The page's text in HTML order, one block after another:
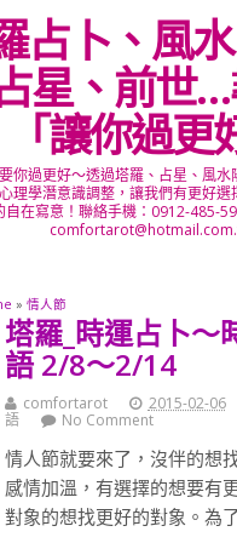
占卜、風
星、前世
「讓你過更
你過更好～透過塔羅、占星、風
理學潛意識調整，讓我們有更好
自在寫意！聯絡手機：0912-485-
» 情人節
塔羅_時運占卜～
語 2/8～2/14
comfortarot 2015-02-06
語
No Comment
情人節就要來了，沒伴的想
感情加溫，有選擇的想要有
對象的想找更好的對象。為